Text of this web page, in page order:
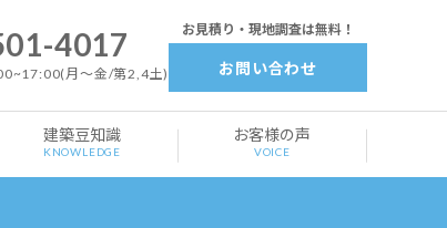
お見積り・現地調査は無料！
お問い合わせ
4017
月～金/第2,4土)
建築豆知識
KNOWLEDGE
お客様の声
VOICE